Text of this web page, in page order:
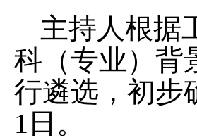
主持人根据
科（专业）背
行遴选，初步
1日。